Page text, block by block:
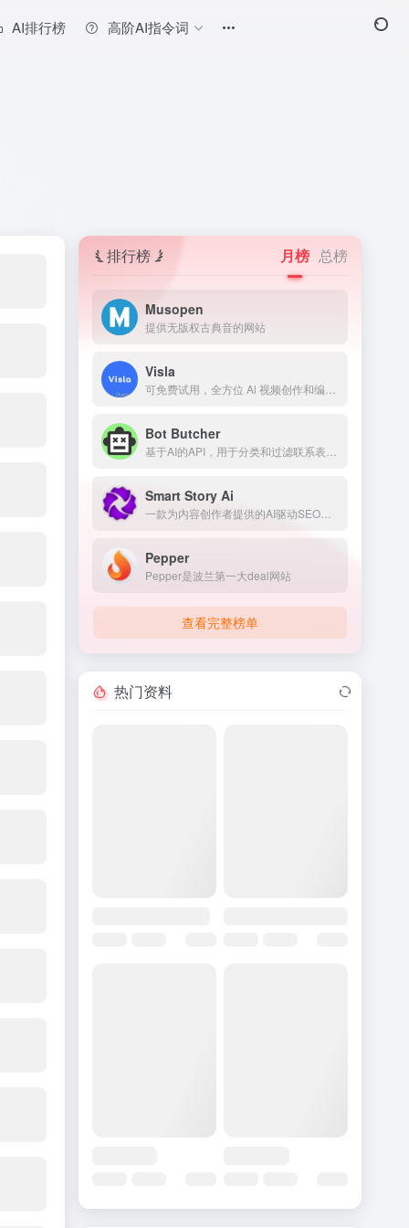
AI排行榜 高阶AI指令词
排行榜 月榜 总榜
Musopen
提供无版权古典音的网站
Visla
Bot Butcher
Smart Story Ai
Pepper
Pepper是波兰第一大deal网站
查看完整榜单
热门资料